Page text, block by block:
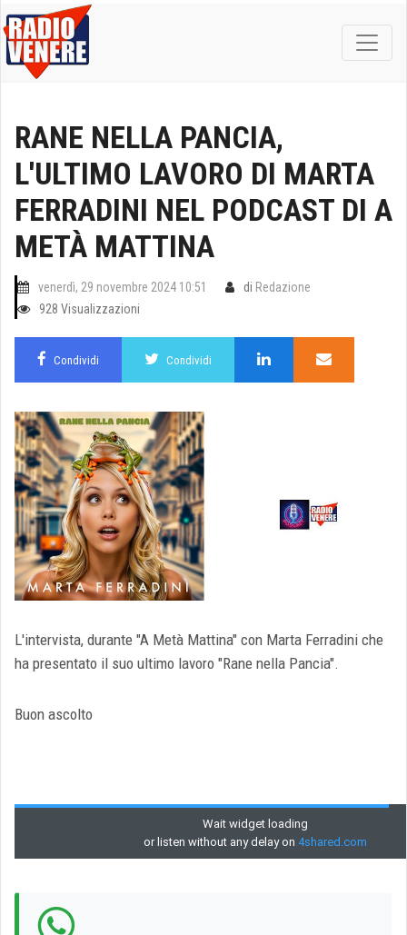
RANE NELLA PANCIA,
L'ULTIMO LAVORO DI MARTA
FERRADINI NEL PODCAST DI A
METÀ MATTINA
venerdì, 29 novembre 2024 10:51 di Redazione
928 Visualizzazioni
Condividi Condividi
L'intervista, durante "A Metà Mattina" con Marta Ferradini che
ha presentato il suo ultimo lavoro "Rane nella Pancia".
Buon ascolto